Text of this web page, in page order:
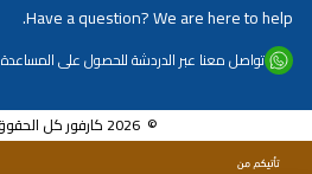
Have a question? We are here to help.
تواصل معنا عبر الدردشة للحصول على المساعدة
© 2026 كارفور كل الحقوق محفوظة